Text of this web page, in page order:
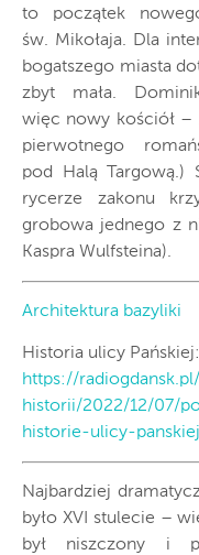
to początek
św. Mikołaja. Dla
bogatszego miasta
zbyt mała.
więc nowy kościół –
pierwotnego
pod Halą
rycerze zakonu
grobowa jednego z
Kaspra Wulfsteina).
Architektura bazyliki
Historia ulicy Pańskiej:
https://
historii/2022/12/07/
historie-ulicy-
Najbardziej
było XVI stulecie –
był niszczony i